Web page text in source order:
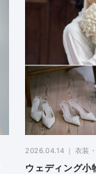
2026.04.14 衣装
ウェディング小